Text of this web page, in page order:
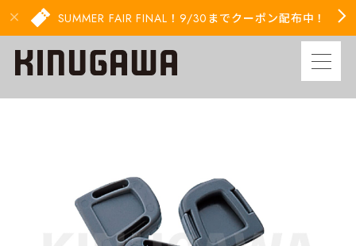
SUMMER FAIR FINAL！9/30までクーポン配布中！